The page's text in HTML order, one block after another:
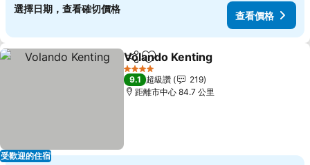
選擇日期，查看確切價格
查看價格
受歡迎的住宿
分享 加入我的最愛
Volando Kenting
4 星級
9.1 超級讚
219
距離市中心 84.7 公里